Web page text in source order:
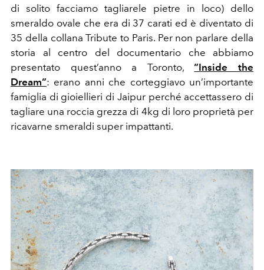
di solito facciamo tagliarele pietre in loco) dello
smeraldo ovale che era di 37 carati ed è diventato di
35 della collana Tribute to Paris. Per non parlare della
storia al centro del documentario che abbiamo
presentato quest’anno a Toronto,“Inside the
Dream”: erano anni che corteggiavo un’importante
famiglia di gioiellieri di Jaipur perché accettassero di
tagliare una roccia grezza di 4kg di loro proprietà per
ricavarne smeraldi super impattanti.